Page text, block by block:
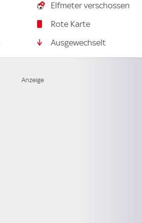
Elfmeter verschossen
Rote Karte
Ausgewechselt